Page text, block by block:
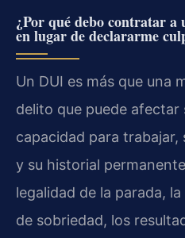
¿Por qué debo contratar
en lugar de declararme
Un DUI es más que una
delito que puede afectar
capacidad para
y su historial
legalidad de la parada,
de sobriedad, los